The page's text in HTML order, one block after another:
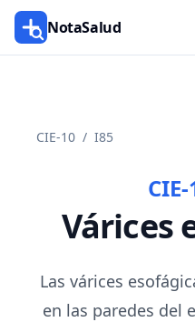
NotaSalud
CIE-10 / I85
Várices
Las várices
en las paredes del